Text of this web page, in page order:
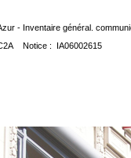
- Inventaire général.
Notice : IA06002615